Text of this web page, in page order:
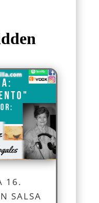
16.
SALSA